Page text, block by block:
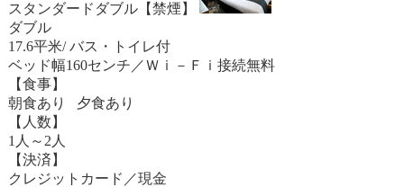
スタンダードダブル【禁煙】
ダブル
17.6平米/ バス・トイレ付
ベッド幅160センチ／Ｗｉ－Ｆｉ接続無料
【食事】
朝食あり 夕食あり
【人数】
1人～2人
【決済】
クレジットカード／現金